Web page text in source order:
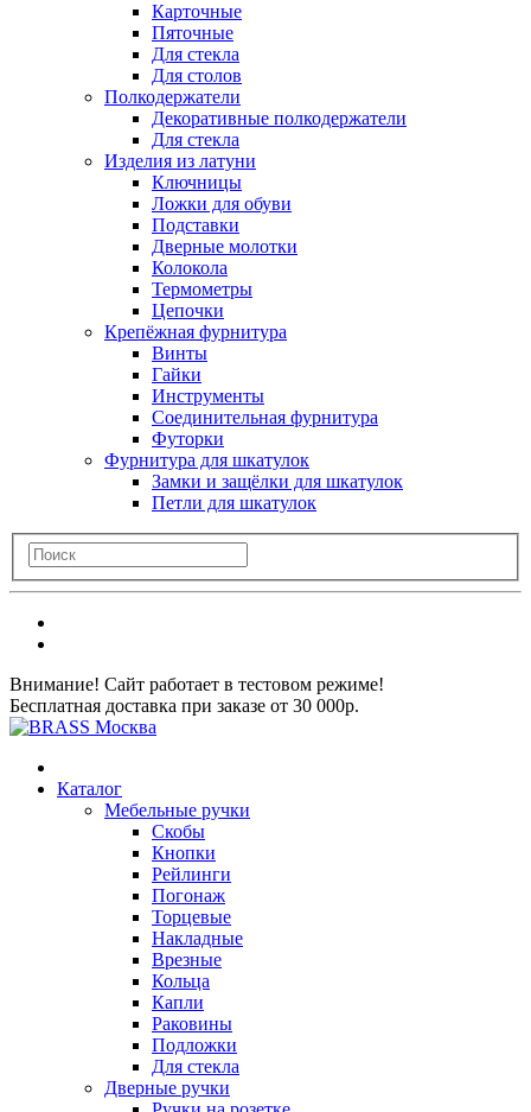
Карточные
Пяточные
Для стекла
Для столов
Полкодержатели
Декоративные полкодержатели
Для стекла
Изделия из латуни
Ключницы
Ложки для обуви
Подставки
Дверные молотки
Колокола
Термометры
Цепочки
Крепёжная фурнитура
Винты
Гайки
Инструменты
Соединительная фурнитура
Футорки
Фурнитура для шкатулок
Замки и защёлки для шкатулок
Петли для шкатулок
Внимание! Сайт работает в тестовом режиме!
Бесплатная доставка при заказе от 30 000р.
Каталог
Мебельные ручки
Скобы
Кнопки
Рейлинги
Погонаж
Торцевые
Накладные
Врезные
Кольца
Капли
Раковины
Подложки
Для стекла
Дверные ручки